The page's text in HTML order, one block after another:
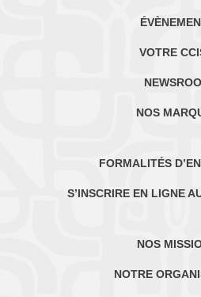
VOTRE
NOS
FORMALITÉS
S’INSCRIRE EN LIGNE
NOS
NOTRE